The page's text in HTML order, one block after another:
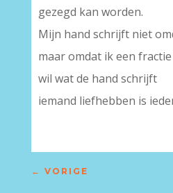
gezegd kan worden.
Mijn hand schrijft niet
maar omdat ik een
wil wat de hand schrijft
iemand liefhebben is
← VORIGE